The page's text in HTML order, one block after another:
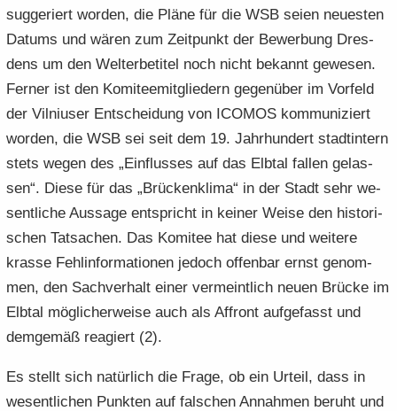
sug­ge­riert wor­den, die Pläne für die WSB seien neu­es­ten
Da­tums und wären zum Zeit­punkt der Be­wer­bung Dres­
dens um den Welt­erbe­ti­tel noch nicht be­kannt ge­we­sen.
Fer­ner ist den Ko­mi­tee­mit­glie­dern ge­gen­über im Vor­feld
der Vil­ni­user Ent­schei­dung von ICO­MOS kom­mu­ni­ziert
wor­den, die WSB sei seit dem 19. Jahr­hun­dert stadt­in­tern
stets wegen des „Ein­flus­ses auf das Elb­tal fal­len ge­las­
sen“. Diese für das „Brü­cken­kli­ma“ in der Stadt sehr we­
sent­li­che Aus­sa­ge ent­spricht in kei­ner Weise den his­to­ri­
schen Tat­sa­chen. Das Ko­mi­tee hat diese und wei­te­re
kras­se Fehl­in­for­ma­tio­nen je­doch of­fen­bar ernst ge­nom­
men, den Sach­ver­halt einer ver­meint­lich neuen Brü­cke im
Elb­tal mög­li­cher­wei­se auch als Af­front auf­ge­fasst und
dem­ge­mäß re­agiert (2).
Es stellt sich na­tür­lich die Frage, ob ein Ur­teil, dass in
we­sent­li­chen Punk­ten auf fal­schen An­nah­men be­ruht und